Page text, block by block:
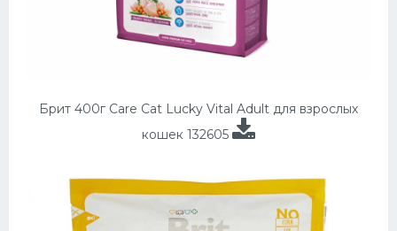
Брит 400г Care Cat Lucky Vital Adult для взрослых
кошек 132605